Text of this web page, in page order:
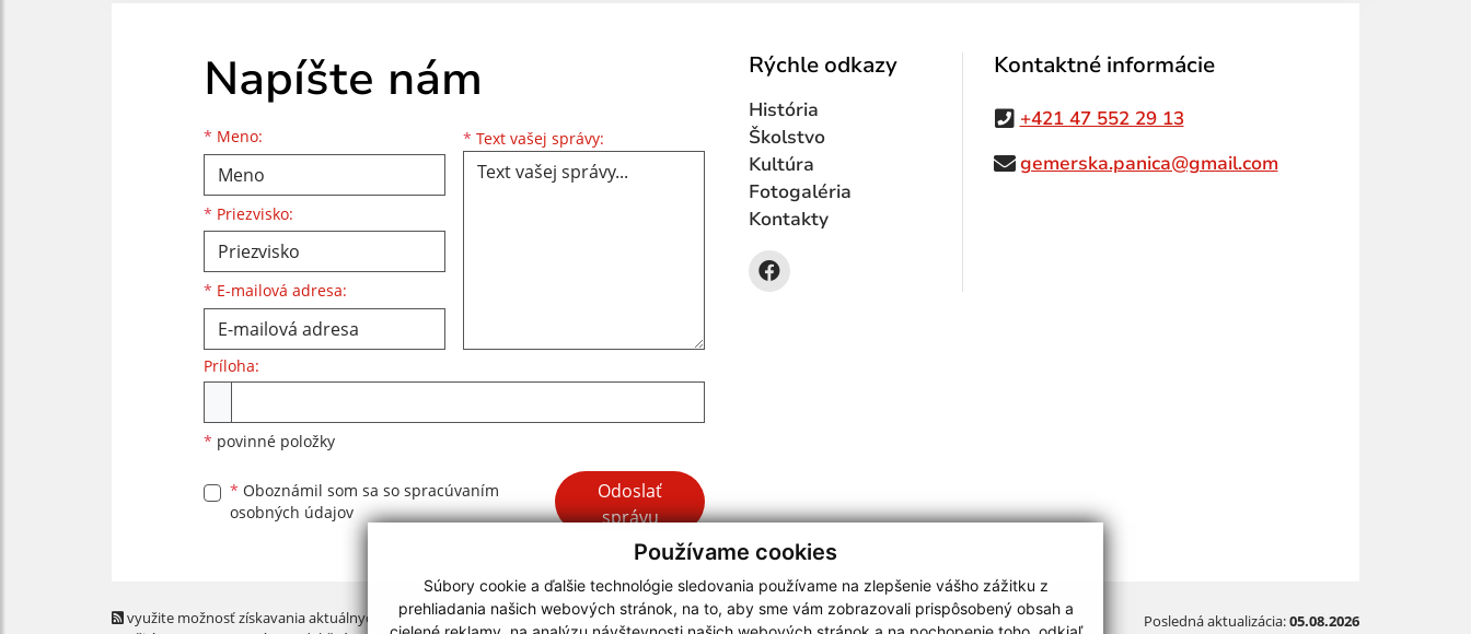
Používame cookies
Súbory cookie a ďalšie technológie sledovania používame na zlepšenie vášho zážitku z
prehliadania našich webových stránok, na to, aby sme vám zobrazovali prispôsobený obsah a
Napíšte nám
* Meno:
Meno
* Priezvisko:
Priezvisko
* E-mailová adresa:
E-mailová adresa * Text vašej správy: Text vašej správy...
Príloha:
* povinné položky
* Oboznámil som sa so spracúvaním
osobných údajov
Google reCaptcha Response
Odoslať
správu
Rýchle odkazy
História
Školstvo
Kultúra
Fotogaléria
Kontakty
Kontaktné informácie
+421 47 552 29 13
gemerska.panica@gmail.com
využite možnosť získavania aktuálnych informácií s
Posledná aktualizácia:05.08.2026